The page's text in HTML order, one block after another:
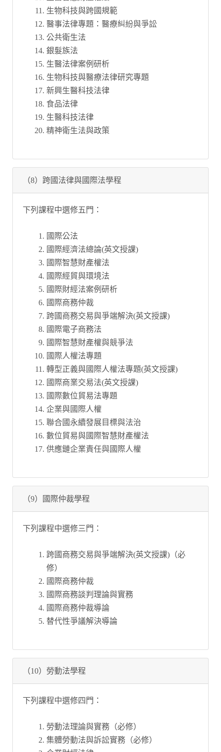
生物科技與跨國規範
醫事法律專題：醫療糾紛與爭訟
公共衛生法
銀髮族法
生醫法律案例研析
生物科技與醫療法律研究專題
新興生醫科技法律
食品法律
生醫科技法律
精神衛生法與政策
（8）跨國法律與國際法學程
下列課程中選修五門：
國際公法
國際經濟法總論(英文授課)
國際智慧財產權法
國際經貿與環境法
國際財經法案例研析
國際商務仲裁
跨國商務交易與爭端解決(英文授課)
國際電子商務法
國際智慧財產權與競爭法
國際人權法專題
轉型正義與國際人權法專題(英文授課)
國際商業交易法(英文授課)
國際數位貿易法專題
企業與國際人權
聯合國永續發展目標與法治
數位貿易與國際智慧財產權法
供應鏈企業責任與國際人權
（9）國際仲裁學程
下列課程中選修三門：
跨國商務交易與爭端解決(英文授課)（必
修）
國際商務仲裁
國際商務談判理論與實務
國際商務仲裁導論
替代性爭議解決導論
（10）勞動法學程
下列課程中選修四門：
勞動法理論與實務（必修）
集體勞動法與訴訟實務（必修）